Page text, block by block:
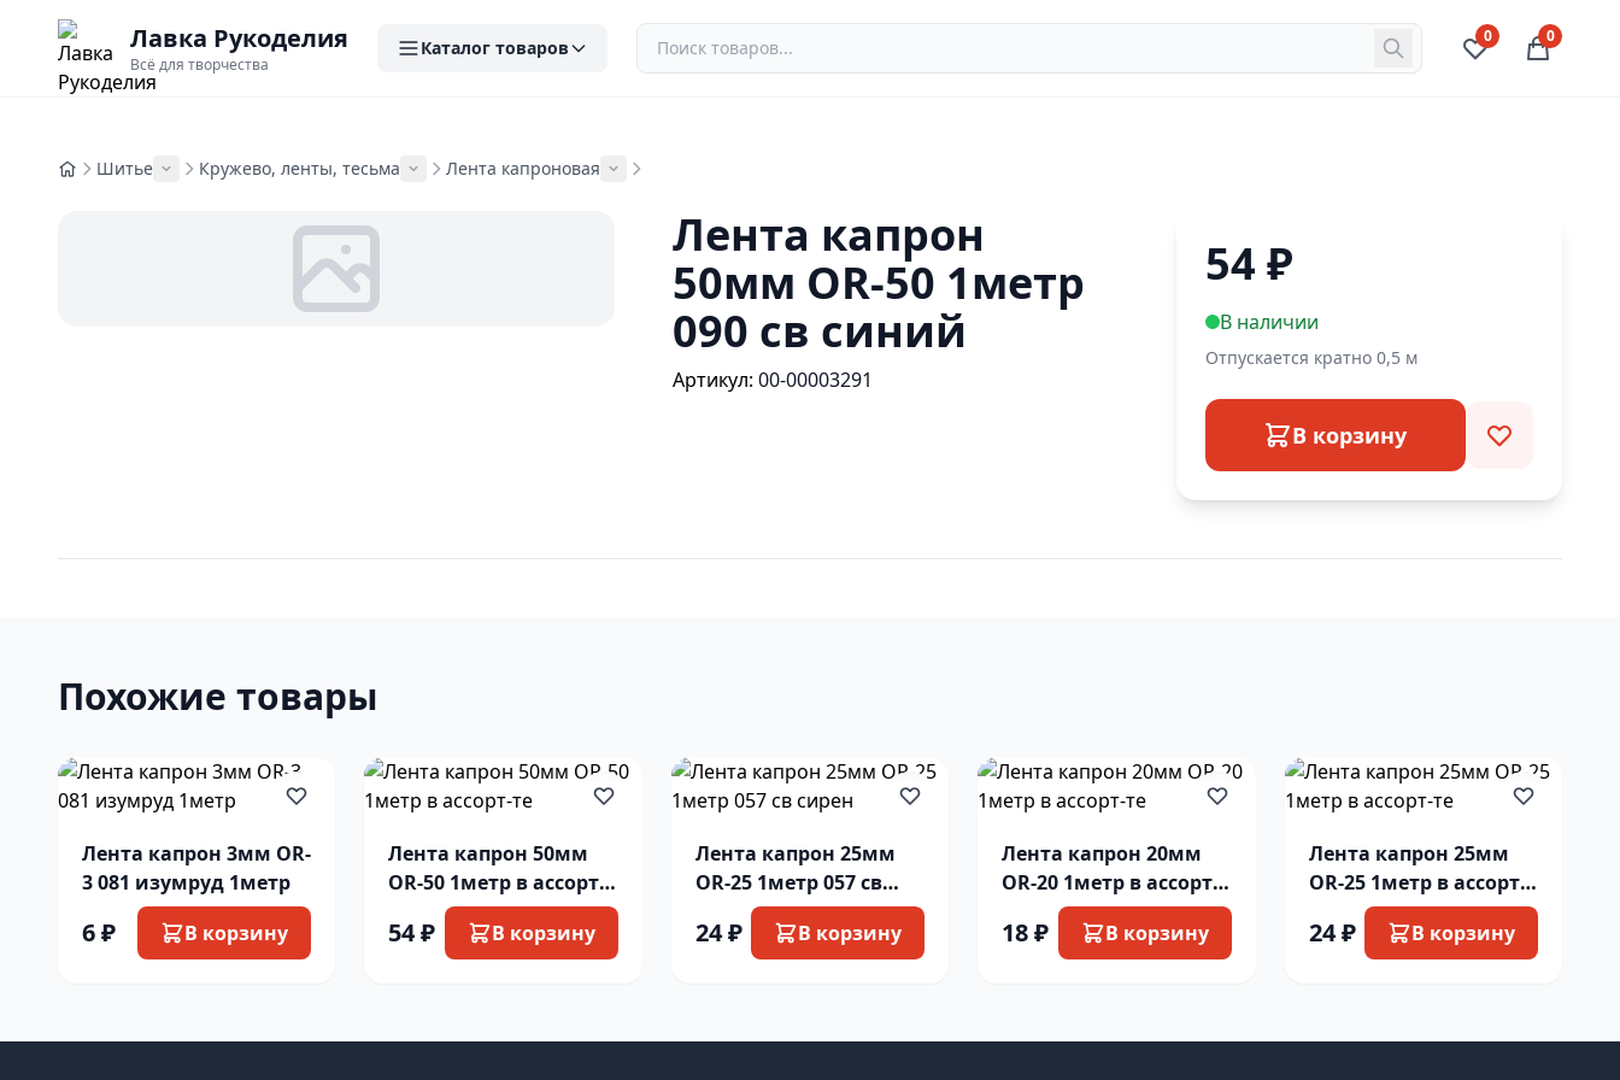
Лавка Рукоделия
Всё для творчества
Каталог товаров
0 0
Шитье Кружево, ленты, тесьма Лента капроновая
Лента капрон
50мм OR-50 1метр
090 св синий
Артикул:00-00003291
54 ₽
В наличии
Отпускается кратно 0,5 м
В корзину
Похожие товары
Лента капрон 3мм OR-
3 081 изумруд 1метр
6 ₽ В корзину
Лента капрон 50мм
OR-50 1метр в ассорт-
54 ₽ В корзину
Лента капрон 25мм
OR-25 1метр 057 св
сирен
24 ₽ В корзину
Лента капрон 20мм
OR-20 1метр в ассорт-
18 ₽ В корзину
Лента капрон 25мм
OR-25 1метр в ассорт-
24 ₽ В корзину